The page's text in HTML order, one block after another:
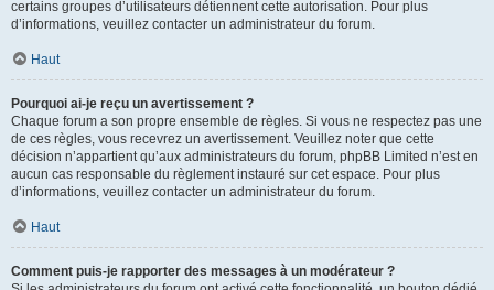
certains groupes d’utilisateurs détiennent cette autorisation. Pour plus
d’informations, veuillez contacter un administrateur du forum.
Haut
Pourquoi ai-je reçu un avertissement ?
Chaque forum a son propre ensemble de règles. Si vous ne respectez pas une
de ces règles, vous recevrez un avertissement. Veuillez noter que cette
décision n’appartient qu’aux administrateurs du forum, phpBB Limited n’est en
aucun cas responsable du règlement instauré sur cet espace. Pour plus
d’informations, veuillez contacter un administrateur du forum.
Haut
Comment puis-je rapporter des messages à un modérateur ?